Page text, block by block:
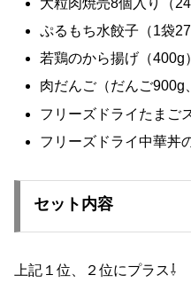
ぷるもち水餃子（1袋
若鶏のから揚げ（400g
肉だんご（だんご900g
フリーズドライたまご
フリーズドライ中華丼
セット内容
上記１位、２位にプラス⇩